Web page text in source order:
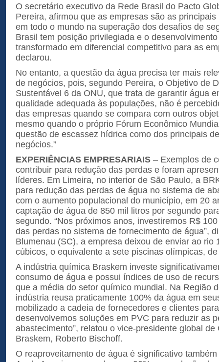
O secretário executivo da Rede Brasil do Pacto
Pereira, afirmou que as empresas são as
em todo o mundo na superação dos desafios de
Brasil tem posição privilegiada e o
transformado em diferencial competitivo para as
declarou.
No entanto, a questão da água precisa ter mais
de negócios, pois, segundo Pereira, o Objetivo de
Sustentável 6 da ONU, que trata de garantir água
qualidade adequada às populações, não é
das empresas quando se compara com outros
mesmo quando o próprio Fórum Econômico
questão de escassez hídrica como dos principais
negócios.”
EXPERIÊNCIAS EMPRESARIAIS – Exemplos de
contribuir para redução das perdas e foram
líderes. Em Limeira, no interior de São Paulo, a
para redução das perdas de água no sistema de
com o aumento populacional do município, em 20
captação de água de 850 mil litros por segundo
segundo. “Nos próximos anos, investiremos R$
das perdas no sistema de fornecimento de água”,
Blumenau (SC), a empresa deixou de enviar ao rio
cúbicos, o equivalente a sete piscinas olímpicas,
A indústria química Braskem investe
consumo de água e possui índices de uso de
que a média do setor químico mundial. Na Região
indústria reusa praticamente 100% da água em
mobilizado a cadeia de fornecedores e clientes
desenvolvemos soluções em PVC para reduzir as
abastecimento”, relatou o vice-presidente global
Braskem, Roberto Bischoff.
O reaproveitamento de água é significativo